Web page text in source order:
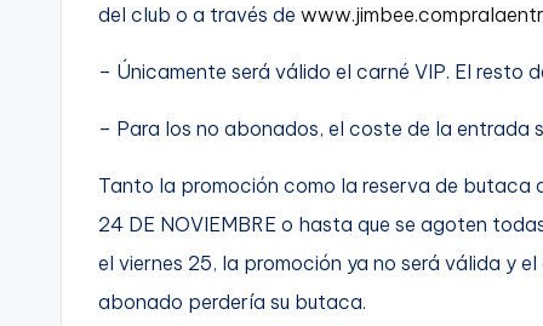
del club o a través de
– Únicamente será válido el carné VIP. El resto
– Para los no abonados, el coste de la entrada
Tanto la promoción como la reserva de butaca
24 DE NOVIEMBRE o hasta que se agoten
el viernes 25, la promoción ya no será válida y
abonado perdería su butaca.